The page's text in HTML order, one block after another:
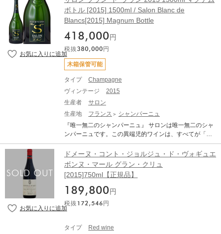
した。 こうした好天に恵まれたことで、2015年の収穫は
良好な状態で成熟に至り、9月中旬の嵐も、非常に有望視
されていたヴィンテージの品質に影響を与えることはあ
のは8月末、最後のムールヴェードルのブドウが切られた
のは10月中旬のことでした。収穫が何週間にもわたって
行われたとしても、発酵については同じことは言えず、
最初から最後まで穏やかに進み、リッチでバランスのと
た。 ■テクニカル情報■ 葡萄品種：グルナッシュ90%、
シラー10% ブドウの樹齢：125年 収量：15hl 熟成：グル
ナッシュはタンク、他は古いバリックで18ヶ月 Andre Br
unel Chateauneuf du Pape Rouge Les Cailloux Cuvee
Centenaire アンドレ・ブリュネル シャトーヌフ・デュ・
パプ レ・カイユ キュヴェ・サントネール 生産地：フラ
ンス ローヌ 南ローヌ シャトーヌフ・デュ・パプ 原産地
呼称：AOC. CHATEAUNEUF DU PAPE ぶどう品種：グ
ルナッシュ 90%、シラー 10% アルコール度数：14.5%
味わい：赤ワイン 辛口 フルボディ ワインアドヴォケイ
ト：97 ポイント Rating 97 Release Price NA Drink Date
2020 - 2035 Reviewed by Joe Czerwinski Issue Date 6th
May 2022 Source May 2022 Week 1, The Wine Advocat
uf du Pape Cuvee Centenaire was made using whole cl
notes, but they only add intrigue to the ripe cherry aroma
く凝縮感のある濃厚さを湛えている。実に芳醇なフルボ
ディで、ラズベリーの濃厚な果実味にシルキーなタンニ
ンを湛え、余韻の長い豊かな後味がどこまでも続く。美
しく柔らかな果実味がしっとりと優しく口内を満たし、
ロースト肉、ラヴェンダーの花、タイムのニュアンスが
複雑味を添える。 ワインスペクテーター：96点 WineSp
ectator 2018年8月31日 （飲み頃：2020～2040年） ジュ
ーシーでスッキリと焦点の定まった味わいで、重厚なチ
ェリー・ペースト、キルシュ、プラムジャムの風味を爽
やかな酸と生彩のある快活なタンニンが引き締める。後
味には、ローリエの葉やガリーグ、温かい石の香りが豊
かに感じられ、溢れるような果実味が再び口内を満た
し、深みのある長い余韻を生む。生産量830ケース。
醸造：葡萄は除梗せず、破砕してセメントの発酵槽に入
れ、天然酵母で温度調節せず10日かけて自然発酵。必要
樽で2年間熟成。サーブの適温：16～19℃ ■コメント■
暗く深みのある重厚な紫色。プラムやブラックベリーを
思わせる熟れた黒果実のアロマに、リコリスや黒胡椒の
風味が香る。すっきりと焦点の定まった直線的で深みの
ある力強い味わいで、果実にしっかり溶け込んだタンニ
ンが余韻の長い後味を生む。瓶詰の翌年から20～50年間
が飲み頃。リブアイ・ステーキやグリル肉、ジビエ、チ
ョコレートベースの料理と最高の相性。 ワインアドヴォ
頃：2020～2040年） 昨年も報告した通り、2015年のキ
ュヴェ・ダ・カーポは、実に印象的なワイン。キュヴ
ェ・レゼルヴほどに華やかな香りではないが、より力強
く凝縮感のある濃厚さを湛えている。実に芳醇なフルボ
ディで、ラズベリーの濃厚な果実味にシルキーなタンニ
ンを湛え、余韻の長い豊かな後味がどこまでも続く。美
しく柔らかな果実味がしっとりと優しく口内を満たし、
ロースト肉、ラヴェンダーの花、タイムのニュアンスが
複雑味を添える。 ワインスペクテーター：96点 WineSp
ectator 2018年8月31日 （飲み頃：2020～2040年） ジュ
ーシーでスッキリと焦点の定まった味わいで、重厚なチ
やかな酸と生彩のある快活なタンニンが引き締める。後
味には、ローリエの葉やガリーグ、温かい石の香りが豊
を見事に表現した味わいのシャンパーニュを生み出し、
世界的に高い評価を受けています。特にミレジメは近年
専門誌でも満点の評価を受ける注目のキュヴェ。瓶熟成
期間も非常に長く、約100カ月間行われます。 2015年は
キャラメリゼした洋梨やマーマレードを思わせるアロマ
に、スパイシーなニュアンスがアクセントとなった芳醇
な香り。力強く鮮やかな果実の風味と後半にかけて広が
る緊張の感のある味わいのコントラストが素晴らしい、
まさに極上の逸品です。
ボトル [2015] 1500ml / Salon Blanc de
Blancs[2015] Magnum Bottle
418,000 円
税抜380,000 円
木箱保管可能
タイプ
Champagne
ヴィンテージ
2015
生産者
サロン
生産地
フランス
シャンパーニュ
『唯一無二のシャンパーニュ』 サロンは唯一無二のシャ
ンパーニュです。この異端児的ワインは、すべてが「単
一」という枠の中で誕生しました。エメ・サロンという
ひとりの男が夢見たシャンパーニュは、単一のテロワー
ル（コート・デ・ブラン地区）の単一のクリュ（メニ
ル・シュール・オジェ村）で育つ、単一ブドウ品種（シ
ャルドネ）で造ったヴィンテージワインでした。シャン
パーニュはノンヴィンテージであることが主流ですが、
サロンには必ずヴィンテージが入り、その上ブドウが最
高の状態で収穫された年だけに、サロンが生まれるので
に瓶詰めされたボトルのほぼすべてのヴィンテージが、
メニルのセラーで眠り続けています。これは、継承を尊
ドメーヌ・コント・ジョルジュ・ド・ヴォギュエ
ボンヌ・マール グラン・クリュ
[2015]750ml【正規品】
189,800 円
税抜 172,546 円
タイプ
Red wine